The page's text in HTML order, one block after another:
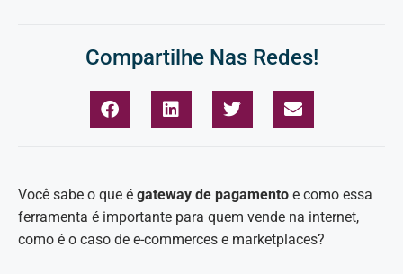
Compartilhe Nas Redes!
Você sabe o que é gateway de pagamento e como essa
ferramenta é importante para quem vende na internet,
como é o caso de e-commerces e marketplaces?